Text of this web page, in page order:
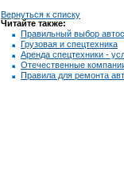
Вернуться к списку
Читайте также:
Правильный выбор
Грузовая и спецтехника
Аренда спецтехники -
Отечественные
Правила для ремонта